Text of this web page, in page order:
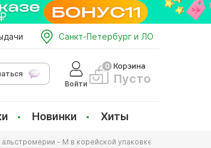
Санкт-Петербург и ЛО
Войти
Корзина
Пусто
Новинки Хиты
- M в корейской упаковке